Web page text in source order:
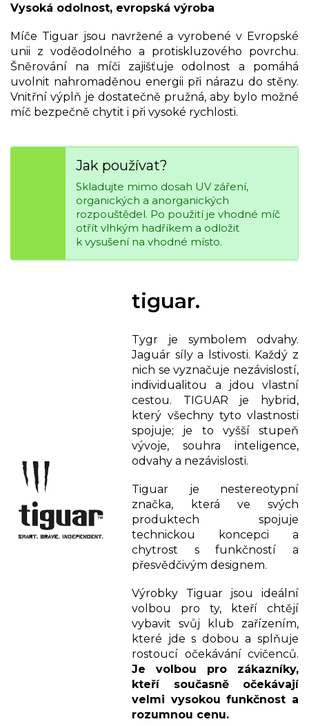
Vysoká odolnost, evropská výroba
Míče Tiguar jsou navržené a vyrobené v Evropské
unii z voděodolného a protiskluzového povrchu.
Šněrování na míči zajišťuje odolnost a pomáhá
uvolnit nahromaděnou energii při nárazu do stěny.
Vnitřní výplň je dostatečně pružná, aby bylo možné
míč bezpečně chytit i při vysoké rychlosti.
Jak používat?
Skladujte mimo dosah UV záření,
organických a anorganických
rozpouštědel. Po použití je vhodné míč
otřít vlhkým hadříkem a odložit
k vysušení na vhodné místo.
tiguar.
Tygr je symbolem odvahy.
Jaguár síly a lstivosti. Každý z
nich se vyznačuje nezávislostí,
individualitou a jdou vlastní
cestou. TIGUAR je hybrid,
který všechny tyto vlastnosti
spojuje; je to vyšší stupeň
vývoje, souhra inteligence,
odvahy a nezávislosti.
Tiguar je nestereotypní
značka, která ve svých
produktech spojuje
technickou koncepci a
chytrost s funkčností a
přesvědčivým designem.
Výrobky Tiguar jsou ideální
volbou pro ty, kteří chtějí
vybavit svůj klub zařízením,
které jde s dobou a splňuje
rostoucí očekávání cvičenců.
Je volbou pro zákazníky,
kteří současně očekávají
velmi vysokou funkčnost a
rozumnou cenu.